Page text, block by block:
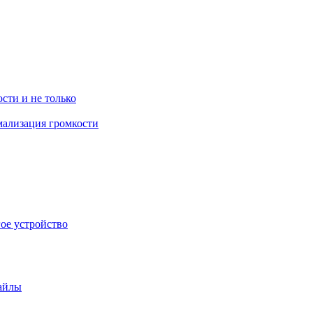
и не только
громкости
устройство